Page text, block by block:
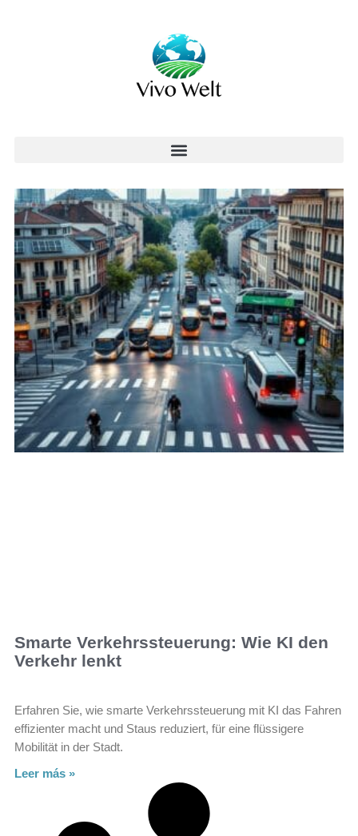
Smarte Verkehrssteuerung: Wie KI den
Verkehr lenkt
Erfahren Sie, wie smarte Verkehrssteuerung mit KI das Fahren
effizienter macht und Staus reduziert, für eine flüssigere
Mobilität in der Stadt.
Leer más »